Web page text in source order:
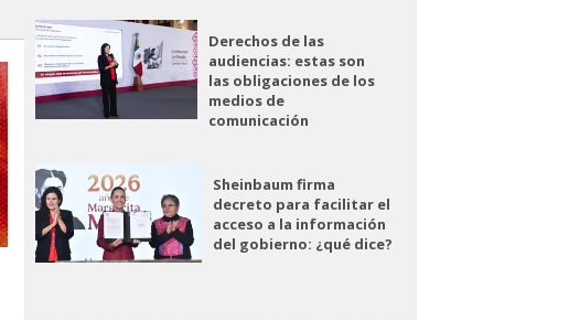
Derechos de las
audiencias: estas son
las obligaciones de los
medios de
comunicación
Sheinbaum firma
decreto para facilitar el
acceso a la información
del gobierno: ¿qué dice?